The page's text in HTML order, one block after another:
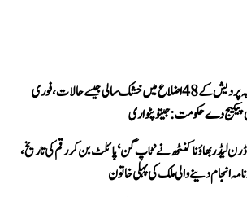
مدھیہ پردیش کے 48 اضلاع میں خشک سالی جیسے حالات، فوری
پیکیج دے حکومت: جیتو پٹواری
لیڈر بھاؤنا کنٹھ نے ’ٹاپ گن‘ پائلٹ بن کر رقم کی تاریخ،
انجام دینے والی ملک کی پہلی خاتون